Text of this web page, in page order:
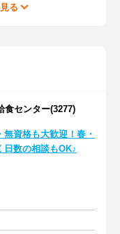
る
センター(3277)
無資格も大歓迎！春・
数の相談もOK♪